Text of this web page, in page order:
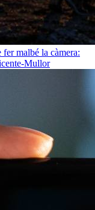
malbé la càmera:
Mullor